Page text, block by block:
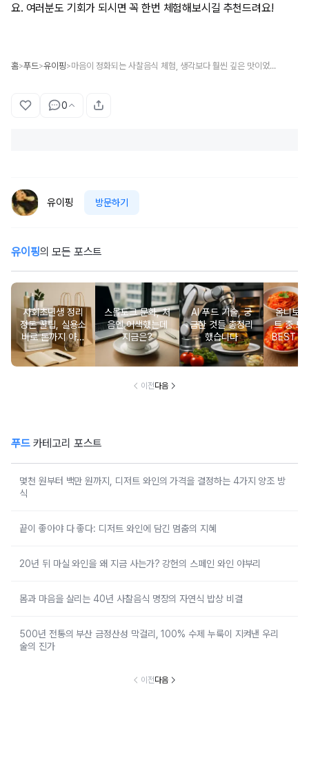
요. 여러분도 기회가 되시면 꼭 한번 체험해보시길 추천드려요!
홈>푸드>유이핑> 마음이 정화되는 사찰음식 체험, 생각보다 훨씬 깊은 맛이었어요 🍃
0
유이핑 방문하기
유이핑의 모든 포스트
사회초년생 정리
정돈 꿀팁, 실용소
비로 돈까지 아끼
기
스몰토크 문화, 처
음엔 어색했는데
지금은?
AI 푸드 기술, 궁
금한 것들 총정리
했습니다
옴니보
트 중 토
BEST 5
이 직접
이전다음
푸드카테고리 포스트
몇천 원부터 백만 원까지, 디저트 와인의 가격을 결정하는 4가지 양조 방
식
끝이 좋아야 다 좋다: 디저트 와인에 담긴 멈춤의 지혜
20년 뒤 마실 와인을 왜 지금 사는가? 강헌의 스페인 와인 야부리
몸과 마음을 살리는 40년 사찰음식 명장의 자연식 밥상 비결
500년 전통의 부산 금정산성 막걸리, 100% 수제 누룩이 지켜낸 우리
술의 진가
이전다음